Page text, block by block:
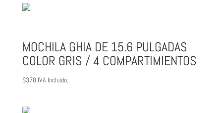
MOCHILA GHIA DE 15.6 PULGADAS
COLOR GRIS / 4 COMPARTIMIENTOS
$378 IVA Incluido.